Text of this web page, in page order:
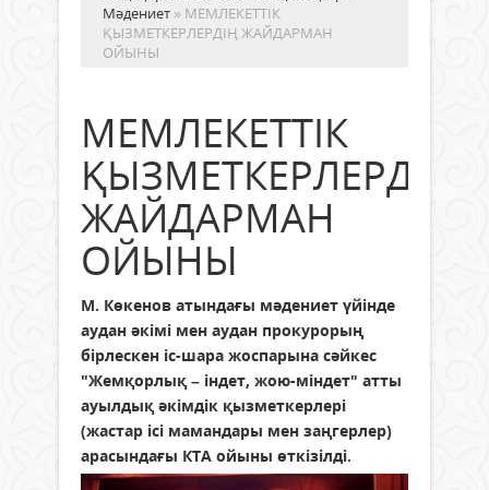
Мәдениет » МЕМЛЕКЕТТІК
ҚЫЗМЕТКЕРЛЕРДІҢ ЖАЙДАРМАН
ОЙЫНЫ
МЕМЛЕКЕТТІК
ҚЫЗМЕТКЕРЛЕРДІҢ
ЖАЙДАРМАН
ОЙЫНЫ
М. Көкенов атындағы мәдениет үйінде
аудан әкімі мен аудан прокурорың
бірлескен іс-шара жоспарына сәйкес
"Жемқорлық – індет, жою-міндет" атты
ауылдық әкімдік қызметкерлері
(жастар ісі мамандары мен заңгерлер)
арасындағы КТА ойыны өткізілді.